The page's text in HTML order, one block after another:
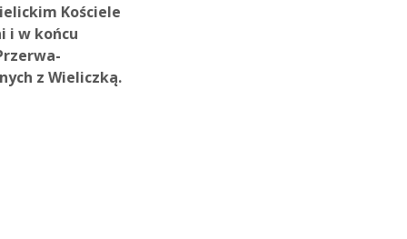
Kościele
i w końcu
z Wieliczką.